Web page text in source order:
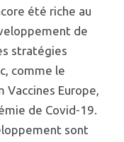
été riche au
de
stratégies
comme le
Europe,
de Covid-19.
sont